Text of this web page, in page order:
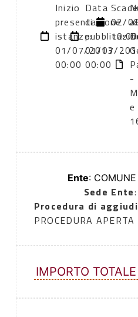
Inizio
presentazione
istanze:
01/07/2013
00:00
Data
di
01/07/
00:00
02/
10:00
-
e
Ente:
Sede Ente
Procedura di
PROCEDURA APERTA
IMPORTO TOTALE